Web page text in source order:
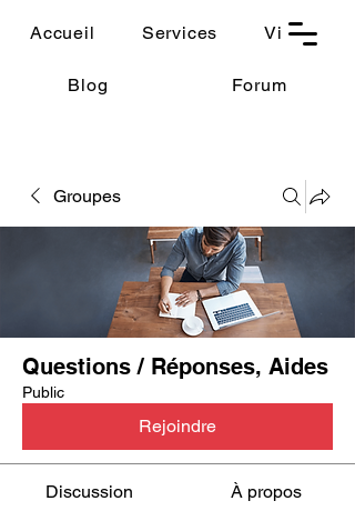
THAUMASIA
Accueil Services Vidéos
Blog Forum
Groupes
Questions / Réponses, Aides
Public
Rejoindre
Discussion À propos